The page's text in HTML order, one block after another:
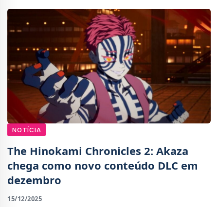
NOTÍCIA
The Hinokami Chronicles 2: Akaza
chega como novo conteúdo DLC em
dezembro
15/12/2025